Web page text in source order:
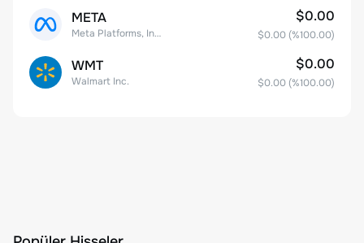
META
Meta Platforms, Inc. Class A Common Stock
$0.00
$0.00 (%100.00)
WMT
Walmart Inc.
$0.00
$0.00 (%100.00)